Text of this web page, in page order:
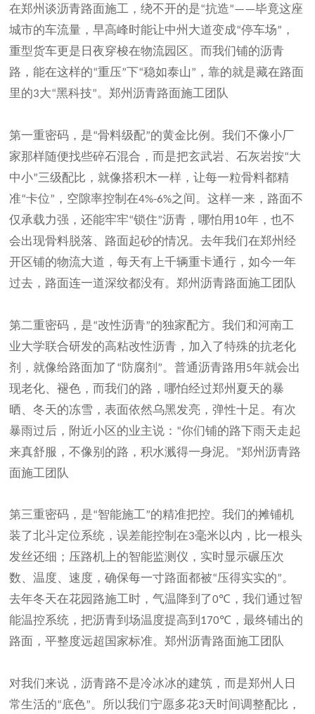
在郑州谈沥青路面施工，绕不开的是“抗造”——毕竟这座
城市的车流量，早高峰时能让中州大道变成“停车场” ，
重型货车更是日夜穿梭在物流园区。而我们铺的沥青
路，能在这样的“重压”下“稳如泰山” ，靠的就是藏在路面
里的3大“黑科技”。郑州沥青路面施工团队
第一重密码，是“骨料级配”的黄金比例。我们不像小厂
家那样随便找些碎石混合，而是把玄武岩、石灰岩按“大
中小”三级配比，就像搭积木一样，让每一粒骨料都精
准“卡位” ，空隙率控制在4%-6%之间。这样一来，路面不
仅承载力强，还能牢牢“锁住”沥青，哪怕用 10年，也不
会出现骨料脱落、路面起砂的情况。去年我们在郑州经
开区铺的物流大道，每天有上千辆重卡通行，如今一年
过去，路面连一道深纹都没有。郑州沥青路面施工团队
第二重密码，是“改性沥青”的独家配方。我们和河南工
业大学联合研发的高粘改性沥青，加入了特殊的抗老化
剂，就像给路面加了“防腐剂 ”。普通沥青路用 5年就会出
现老化、褪色，而我们的路，哪怕经过郑州夏天的暴
晒、冬天的冻雪，表面依然乌黑发亮，弹性十足。有次
暴雨过后，附近小区的业主说： “你们铺的路下雨天走起
来真舒服，不像别的路，积水溅得一身泥。 ”郑州沥青路
面施工团队
第三重密码，是“智能施工”的精准把控。我们的摊铺机
装了北斗定位系统，误差能控制在3毫米以内，比一根头
发丝还细；压路机上的智能监测仪，实时显示碾压次
数、温度、速度，确保每一寸路面都被“压得实实的”。
去年冬天在花园路施工时，气温降到了0℃ ，我们通过智
能温控系统，把沥青到场温度提高到 170℃ ，最终铺出的
路面，平整度远超国家标准。郑州沥青路面施工团队
对我们来说，沥青路不是冷冰冰的建筑，而是郑州人日
常生活的“底色”。所以我们宁愿多花3天时间调整配比，